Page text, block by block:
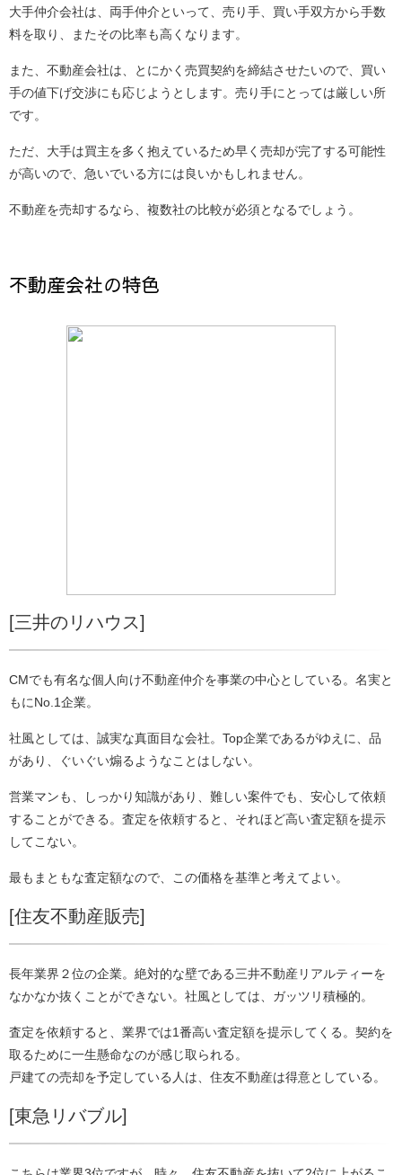
大手仲介会社は、両手仲介といって、売り手、買い手双方から手数
料を取り、またその比率も高くなります。
また、不動産会社は、とにかく売買契約を締結させたいので、買い
手の値下げ交渉にも応じようとします。売り手にとっては厳しい所
です。
ただ、大手は買主を多く抱えているため早く売却が完了する可能性
が高いので、急いでいる方には良いかもしれません。
不動産を売却するなら、複数社の比較が必須となるでしょう。
不動産会社の特色
[三井のリハウス]
CMでも有名な個人向け不動産仲介を事業の中心としている。名実と
もにNo.1企業。
社風としては、誠実な真面目な会社。Top企業であるがゆえに、品
があり、ぐいぐい煽るようなことはしない。
営業マンも、しっかり知識があり、難しい案件でも、安心して依頼
することができる。査定を依頼すると、それほど高い査定額を提示
してこない。
最もまともな査定額なので、この価格を基準と考えてよい。
[住友不動産販売]
長年業界２位の企業。絶対的な壁である三井不動産リアルティーを
なかなか抜くことができない。社風としては、ガッツリ積極的。
査定を依頼すると、業界では1番高い査定額を提示してくる。契約を
取るために一生懸命なのが感じ取られる。
戸建ての売却を予定している人は、住友不動産は得意としている。
[東急リバブル]